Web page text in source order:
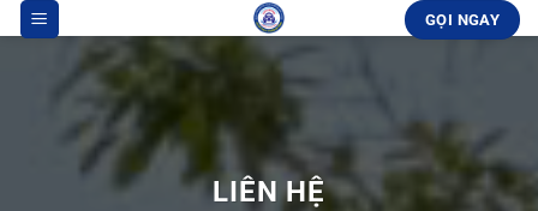
qua
GỌI NGAY
LIÊN HỆ